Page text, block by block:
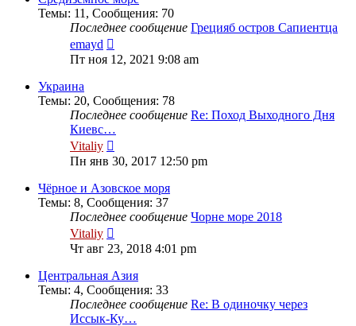
Темы: 11 , Сообщения: 70
Последнее сообщение Грецияб остров Сапиентца
emayd
к
последнему
Пт ноя 12, 2021 9:08 am
Украина
Темы: 20, Сообщения: 78
Последнее сообщение Re: Поход Выходного Дня
Киевс…
Vitaliy
к
последнему
сообщению
Пн янв 30, 2017 12:50 pm
Чёрное и Азовское моря
Темы: 8, Сообщения: 37
Последнее сообщение Чорне море 2018
Vitaliy
к
последнему
сообщению
Чт авг 23, 2018 4:01 pm
Центральная Азия
Темы: 4, Сообщения: 33
Последнее сообщение Re: В одиночку через
Иссык-Ку…